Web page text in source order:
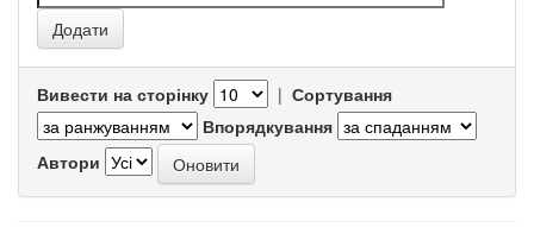
Вивести на сторінку | Сортування
Впорядкування
Автори